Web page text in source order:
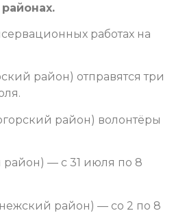
работах на
район) отправятся три
район) волонтёры
— с 31 июля по 8
район) — со 2 по 8